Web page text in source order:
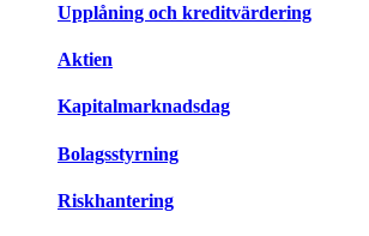
Upplåning och kreditvärdering
Aktien
Kapitalmarknadsdag
Bolagsstyrning
Riskhantering